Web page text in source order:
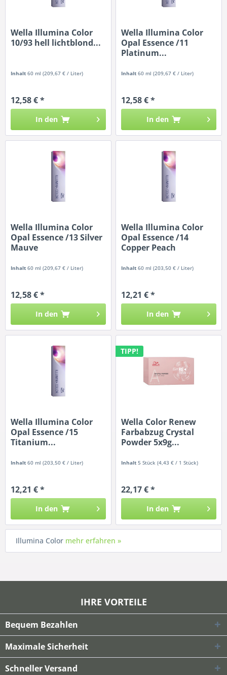
Wella Illumina Color
10/93 hell lichtblond...
Inhalt60 ml(209,67 € / Liter)
12,58 € *
In den
Wella Illumina Color
Opal Essence /11
Platinum...
Inhalt60 ml(209,67 € / Liter)
12,58 € *
In den
Wella Illumina Color
Opal Essence /13 Silver
Mauve
Inhalt60 ml(209,67 € / Liter)
12,58 € *
In den
Wella Illumina Color
Opal Essence /14
Copper Peach
Inhalt60 ml(203,50 € / Liter)
12,21 € *
In den
Wella Illumina Color
Opal Essence /15
Titanium...
Inhalt60 ml(203,50 € / Liter)
12,21 € *
In den
TIPP!
Wella Color Renew
Farbabzug Crystal
Powder 5x9g...
Inhalt5 Stück(4,43 € / 1 Stück)
22,17 € *
In den
Illumina Color mehr erfahren »
IHRE VORTEILE
Bequem Bezahlen
Maximale Sicherheit
Schneller Versand